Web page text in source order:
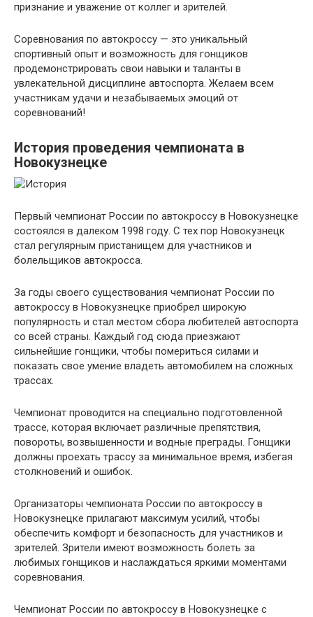
признание и уважение от коллег и зрителей.
Соревнования по автокроссу — это уникальный
спортивный опыт и возможность для гонщиков
продемонстрировать свои навыки и таланты в
увлекательной дисциплине автоспорта. Желаем всем
участникам удачи и незабываемых эмоций от
соревнований!
История проведения чемпионата в
Новокузнецке
Первый чемпионат России по автокроссу в Новокузнецке
состоялся в далеком 1998 году. С тех пор Новокузнецк
стал регулярным пристанищем для участников и
болельщиков автокросса.
За годы своего существования чемпионат России по
автокроссу в Новокузнецке приобрел широкую
популярность и стал местом сбора любителей автоспорта
со всей страны. Каждый год сюда приезжают
сильнейшие гонщики, чтобы помериться силами и
показать свое умение владеть автомобилем на сложных
трассах.
Чемпионат проводится на специально подготовленной
трассе, которая включает различные препятствия,
повороты, возвышенности и водные преграды. Гонщики
должны проехать трассу за минимальное время, избегая
столкновений и ошибок.
Организаторы чемпионата России по автокроссу в
Новокузнецке прилагают максимум усилий, чтобы
обеспечить комфорт и безопасность для участников и
зрителей. Зрители имеют возможность болеть за
любимых гонщиков и наслаждаться яркими моментами
соревнования.
Чемпионат России по автокроссу в Новокузнецке с